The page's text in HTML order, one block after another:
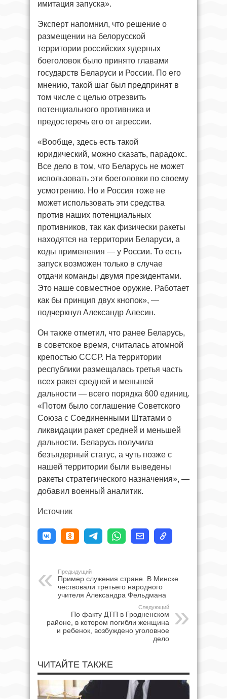
имитация запуска».
Эксперт напомнил, что решение о
размещении на белорусской
территории российских ядерных
боеголовок было принято главами
государств Беларуси и России. По его
мнению, такой шаг был предпринят в
том числе с целью отрезвить
потенциального противника и
предостеречь его от агрессии.
«Вообще, здесь есть такой
юридический, можно сказать, парадокс.
Все дело в том, что Беларусь не может
использовать эти боеголовки по своему
усмотрению. Но и Россия тоже не
может использовать эти средства
против наших потенциальных
противников, так как физически ракеты
находятся на территории Беларуси, а
коды применения — у России. То есть
запуск возможен только в случае
отдачи команды двумя президентами.
Это наше совместное оружие. Работает
как бы принцип двух кнопок», —
подчеркнул Александр Алесин.
Он также отметил, что ранее Беларусь,
в советское время, считалась атомной
крепостью СССР. На территории
республики размещалась третья часть
всех ракет средней и меньшей
дальности — всего порядка 600 единиц.
«Потом было соглашение Советского
Союза с Соединенными Штатами о
ликвидации ракет средней и меньшей
дальности. Беларусь получила
безъядерный статус, а чуть позже с
нашей территории были выведены
ракеты стратегического назначения», —
добавил военный аналитик.
Источник
Предыдущий
Пример служения стране. В Минске
чествовали третьего народного
учителя Александра Фельдмана
Следующий
По факту ДТП в Гродненском
районе, в котором погибли женщина
и ребенок, возбуждено уголовное
дело
ЧИТАЙТЕ ТАКЖЕ